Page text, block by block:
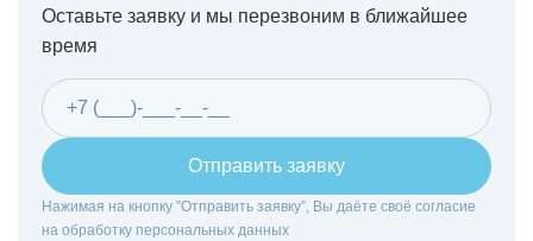
Оставьте заявку и мы перезвоним в ближайшее
время
Отправить заявку
Нажимая на кнопку ”Отправить заявку”, Вы даёте своё согласие
на обработку персональных данных